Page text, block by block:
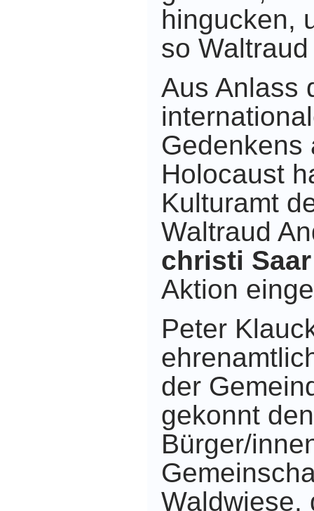
hingucken,
so
Aus Anlass
Gedenkens
Holocaust
Kulturamt
Waltraud
christi Saar
Aktion
Peter
der
gekonnt
Bürger/
Waldwiese,